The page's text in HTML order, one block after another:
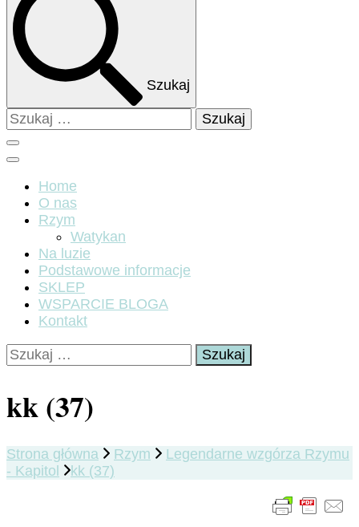
Szukaj
Szukaj:
Home
O nas
Rzym
Watykan
Na luzie
Podstawowe informacje
SKLEP
WSPARCIE BLOGA
Kontakt
Szukaj:
kk (37)
Strona główna Rzym
Legendarne wzgórza Rzymu
- Kapitol
kk (37)